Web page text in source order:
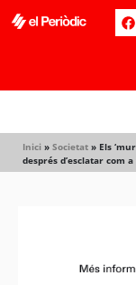
Inici » Societat » Els
després d’esclatar com